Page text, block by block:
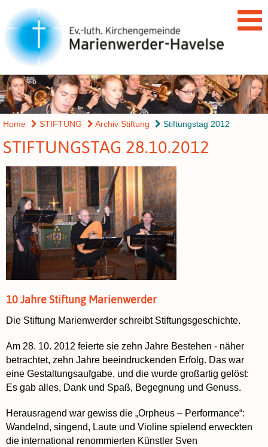
Home STIFTUNG Archiv Stiftung Stiftungstag 2012
STIFTUNGSTAG 28.10.2012
10 Jahre Stiftung Marienwerder
Die Stiftung Marienwerder schreibt Stiftungsgeschichte.
Am 28. 10. 2012 feierte sie zehn Jahre Bestehen - näher
betrachtet, zehn Jahre beeindruckenden Erfolg. Das war
eine Gestaltungsaufgabe, und die wurde großartig gelöst:
Es gab alles, Dank und Spaß, Begegnung und Genuss.
Herausragend war gewiss die „Orpheus – Performance“:
Wandelnd, singend, Laute und Violine spielend erweckten
die international renommierten Künstler Sven